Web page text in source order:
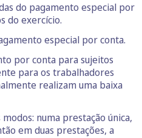
do pagamento especial por
do exercício.
especial por conta.
por conta para sujeitos
para os trabalhadores
realizam uma baixa
numa prestação única,
em duas prestações, a